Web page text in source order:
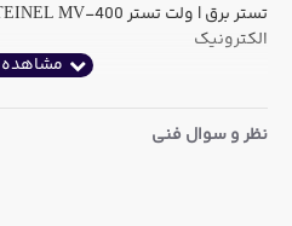
الکترونیک
نظر و سوال فنی